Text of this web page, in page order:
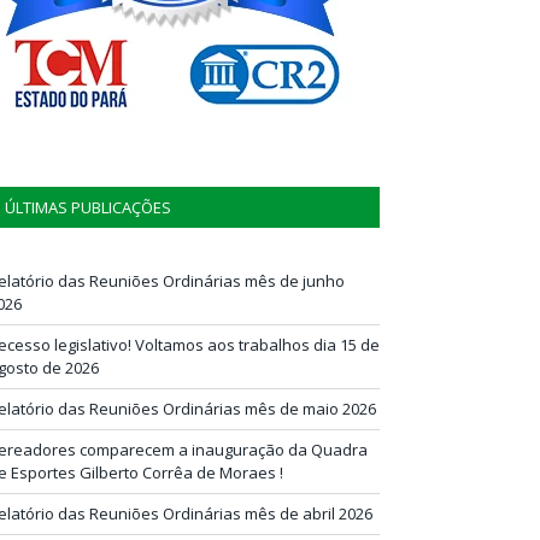
ÚLTIMAS PUBLICAÇÕES
das Reuniões Ordinárias mês de junho
legislativo! Voltamos aos trabalhos dia 15 de
de 2026
das Reuniões Ordinárias mês de maio 2026
comparecem a inauguração da Quadra
Esportes Gilberto Corrêa de Moraes !
das Reuniões Ordinárias mês de abril 2026